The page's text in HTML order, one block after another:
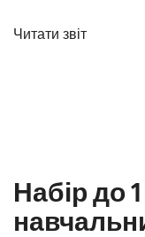
Читати звіт
Набір до 1